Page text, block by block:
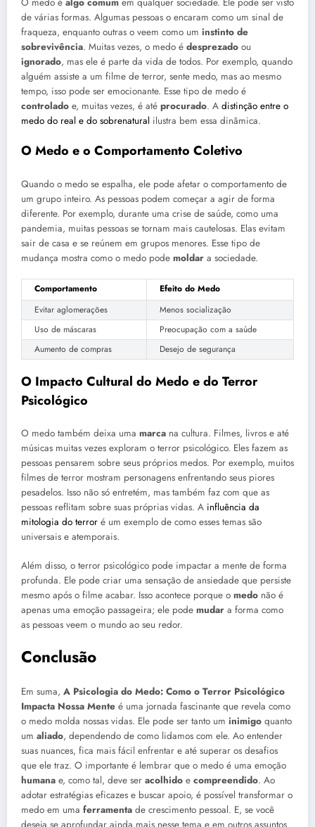
de várias formas. Algumas pessoas o encaram como um sinal de
fraqueza, enquanto outras o veem como um instinto de
sobrevivência. Muitas vezes, o medo é desprezado ou
ignorado, mas ele é parte da vida de todos. Por exemplo, quando
alguém assiste a um filme de terror, sente medo, mas ao mesmo
tempo, isso pode ser emocionante. Esse tipo de medo é
controlado e, muitas vezes, é até procurado. A distinção entre o
medo do real e do sobrenatural ilustra bem essa dinâmica.
O Medo e o Comportamento Coletivo
Quando o medo se espalha, ele pode afetar o comportamento de
um grupo inteiro. As pessoas podem começar a agir de forma
diferente. Por exemplo, durante uma crise de saúde, como uma
pandemia, muitas pessoas se tornam mais cautelosas. Elas evitam
sair de casa e se reúnem em grupos menores. Esse tipo de
mudança mostra como o medo pode moldar a sociedade.
Comportamento
Efeito do Medo
Evitar aglomerações
Menos socialização
Uso de máscaras
Preocupação com a saúde
Aumento de compras
Desejo de segurança
O Impacto Cultural do Medo e do Terror
Psicológico
O medo também deixa uma marca na cultura. Filmes, livros e até
músicas muitas vezes exploram o terror psicológico. Eles fazem as
pessoas pensarem sobre seus próprios medos. Por exemplo, muitos
filmes de terror mostram personagens enfrentando seus piores
pesadelos. Isso não só entretém, mas também faz com que as
pessoas reflitam sobre suas próprias vidas. A influência da
mitologia do terror é um exemplo de como esses temas são
universais e atemporais.
Além disso, o terror psicológico pode impactar a mente de forma
profunda. Ele pode criar uma sensação de ansiedade que persiste
mesmo após o filme acabar. Isso acontece porque o medo não é
apenas uma emoção passageira; ele pode mudar a forma como
as pessoas veem o mundo ao seu redor.
Conclusão
Em suma, A Psicologia do Medo: Como o Terror Psicológico
Impacta Nossa Mente é uma jornada fascinante que revela como
o medo molda nossas vidas. Ele pode ser tanto um inimigo quanto
um aliado, dependendo de como lidamos com ele. Ao entender
suas nuances, fica mais fácil enfrentar e até superar os desafios
que ele traz. O importante é lembrar que o medo é uma emoção
humana e, como tal, deve ser acolhido e compreendido. Ao
adotar estratégias eficazes e buscar apoio, é possível transformar o
medo em uma ferramenta de crescimento pessoal. E, se você